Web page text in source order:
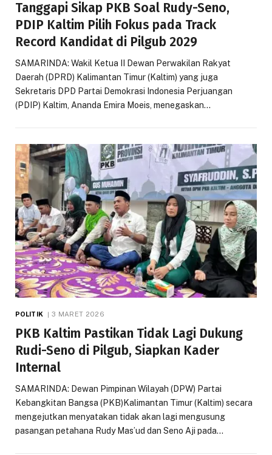
Tanggapi Sikap PKB Soal Rudy-Seno,
PDIP Kaltim Pilih Fokus pada Track
Record Kandidat di Pilgub 2029
SAMARINDA: Wakil Ketua II Dewan Perwakilan Rakyat
Daerah (DPRD) Kalimantan Timur (Kaltim) yang juga
Sekretaris DPD Partai Demokrasi Indonesia Perjuangan
(PDIP) Kaltim, Ananda Emira Moeis, menegaskan…
POLITIK 3 MARET 2026
PKB Kaltim Pastikan Tidak Lagi Dukung
Rudi-Seno di Pilgub, Siapkan Kader
Internal
SAMARINDA: Dewan Pimpinan Wilayah (DPW) Partai
Kebangkitan Bangsa (PKB)Kalimantan Timur (Kaltim) secara
mengejutkan menyatakan tidak akan lagi mengusung
pasangan petahana Rudy Mas’ud dan Seno Aji pada…